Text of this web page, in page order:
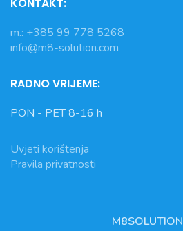
m.: +385 99 778 5268
info@m8-solution.com
RADNO VRIJEME:
PON - PET 8-16 h
Uvjeti korištenja
Pravila privatnosti
M8SOLUTION